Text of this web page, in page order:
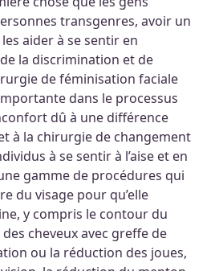
transgenres, avoir un
aider à se sentir en
la discrimination et de
de féminisation faciale
dans le processus
dû à une différence
à la chirurgie de changement
à se sentir à l’aise et en
gamme de procédures qui
du visage pour qu’elle
y compris le contour du
cheveux avec greffe de
ou la réduction des joues,